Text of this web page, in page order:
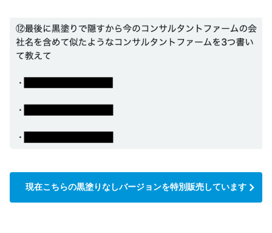
現在こちらの黒塗りなしバージョンを特別販売しています